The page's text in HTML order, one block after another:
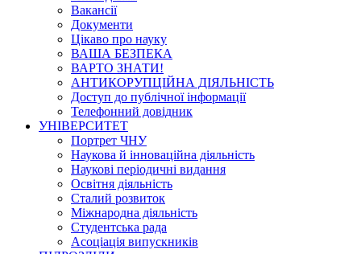
Вакансії
Документи
Цікаво про науку
ВАША БЕЗПЕКА
ВАРТО ЗНАТИ!
АНТИКОРУПЦІЙНА ДІЯЛЬНІСТЬ
Доступ до публічної інформації
Телефонний довідник
УНІВЕРСИТЕТ
Портрет ЧНУ
Наукова й інноваційна діяльність
Наукові періодичні видання
Освітня діяльність
Сталий розвиток
Міжнародна діяльність
Студентська рада
Асоціація випускників